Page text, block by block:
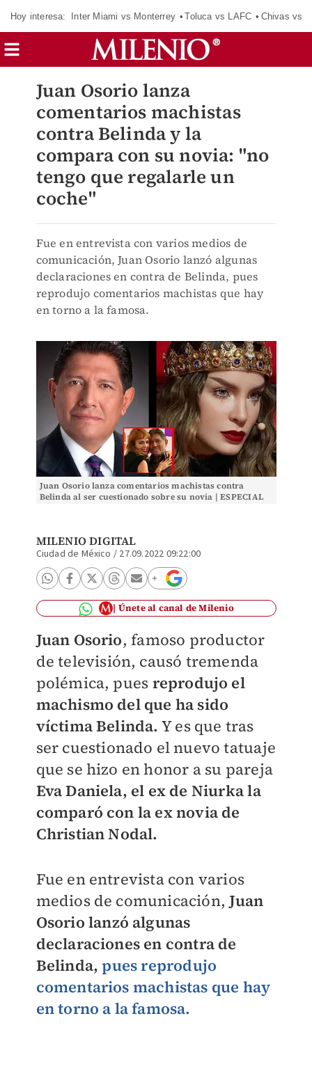
Hoy interesa: Inter Miami vs Monterrey Toluca vs LAFC Chivas vs
Juan Osorio lanza
comentarios machistas
contra Belinda y la
compara con su novia: "no
tengo que regalarle un
coche"
Fue en entrevista con varios medios de
comunicación, Juan Osorio lanzó algunas
declaraciones en contra de Belinda, pues
reprodujo comentarios machistas que hay
en torno a la famosa.
Juan Osorio lanza comentarios machistas contra
Belinda al ser cuestionado sobre su novia | ESPECIAL
MILENIO DIGITAL
Ciudad de México / 27.09.2022 09:22:00
Únete al canal de Milenio
Juan Osorio, famoso productor
de televisión, causó tremenda
polémica, pues reprodujo el
machismo del que ha sido
víctima Belinda. Y es que tras
ser cuestionado el nuevo tatuaje
que se hizo en honor a su pareja
Eva Daniela, el ex de Niurka la
comparó con la ex novia de
Christian Nodal.
Fue en entrevista con varios
medios de comunicación, Juan
Osorio lanzó algunas
declaraciones en contra de
Belinda, pues reprodujo
comentarios machistas que hay
en torno a la famosa.